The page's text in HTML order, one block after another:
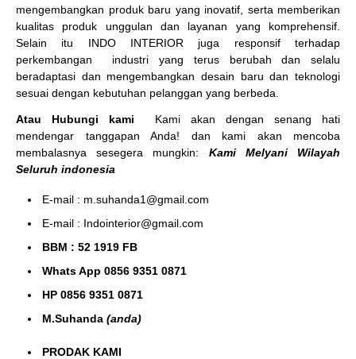
mengembangkan produk baru yang inovatif, serta memberikan
kualitas produk unggulan dan layanan yang komprehensif.
Selain itu INDO INTERIOR juga responsif terhadap
perkembangan industri yang terus berubah dan selalu
beradaptasi dan mengembangkan desain baru dan teknologi
sesuai dengan kebutuhan pelanggan yang berbeda.
Atau Hubungi kami
Kami akan dengan senang hati
mendengar tanggapan Anda! dan kami akan mencoba
membalasnya sesegera mungkin: Kami Melyani Wilayah
Seluruh indonesia
E-mail : m.suhanda1@gmail.com
E-mail : Indointerior@gmail.com
BBM : 52 1919 FB
Whats App 0856 9351 0871
HP 0856 9351 0871
M.Suhanda (anda)
PRODAK KAMI